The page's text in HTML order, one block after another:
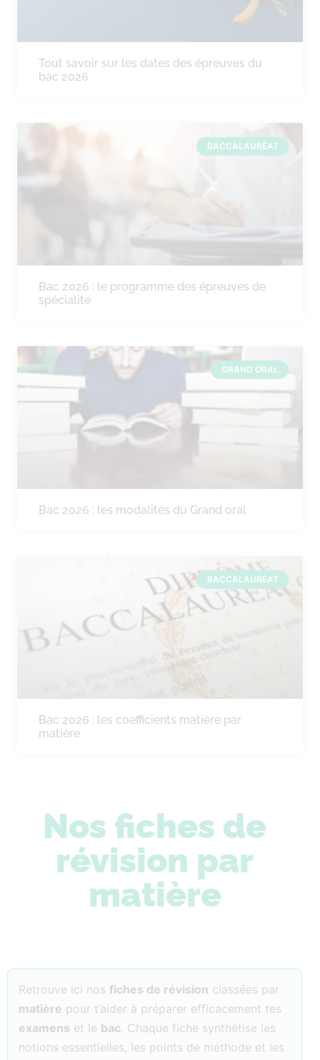
Tout savoir sur les dates des épreuves du
bac 2026
BACCALAURÉAT
Bac 2026 : le programme des épreuves de
spécialité
GRAND ORAL
Bac 2026 : les modalités du Grand oral
BACCALAURÉAT
Bac 2026 : les coefficients matière par
matière
Nos fiches de
révision par
matière
Retrouve ici nos fiches de révision classées par
matière pour t’aider à préparer efficacement tes
examens et le bac. Chaque fiche synthétise les
notions essentielles, les points de méthode et les